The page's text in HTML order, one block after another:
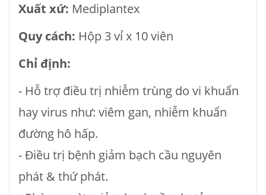
Xuất xứ: Mediplantex
Quy cách: Hộp 3 vỉ x 10 viên
Chỉ định:
- Hỗ trợ điều trị nhiễm trùng do vi khuẩn
hay virus như: viêm gan, nhiễm khuẩn
đường hô hấp.
- Ðiều trị bệnh giảm bạch cầu nguyên
phát & thứ phát.